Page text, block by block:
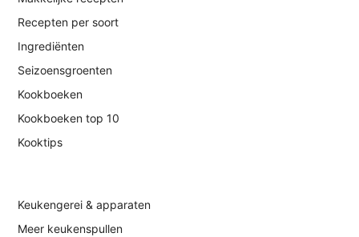
Recepten per soort
Ingrediënten
Seizoensgroenten
Kookboeken
Kookboeken top 10
Kooktips
Keukengerei & apparaten
Meer keukenspullen